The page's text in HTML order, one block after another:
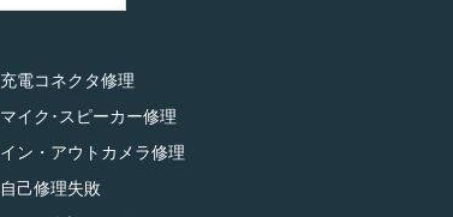
充電コネクタ修理
マイク･スピーカー修理
イン・アウトカメラ修理
自己修理失敗